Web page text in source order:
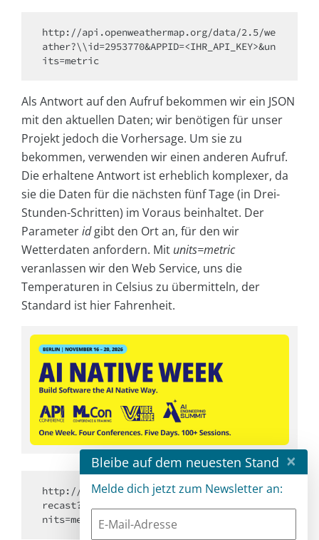
http://api.openweathermap.org/data/2.5/we
ather?\\id=2953770&APPID=<IHR_API_KEY>&un
its=metric
Als Antwort auf den Aufruf bekommen wir ein JSON
mit den aktuellen Daten; wir benötigen für unser
Projekt jedoch die Vorhersage. Um sie zu
bekommen, verwenden wir einen anderen Aufruf.
Die erhaltene Antwort ist erheblich komplexer, da
sie die Daten für die nächsten fünf Tage (in Drei-
Stunden-Schritten) im Voraus beinhaltet. Der
Parameteridgibt den Ort an, für den wir
Wetterdaten anfordern. Mit units=metric
veranlassen wir den Web Service, uns die
Temperaturen in Celsius zu übermitteln, der
Standard ist hier Fahrenheit.
http://api.openweathermap.org/data/2.5/fo
recast?\\id=2953770&APPID=<IHR_API_KEY>&u
nits=metric
Bleibe auf dem neuesten Stand ×
Melde dich jetzt zum Newsletter an: